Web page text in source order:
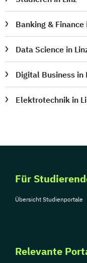
Banking &
Data Science in
Digital Business in
Elektrotechnik in
Für
Übersicht Studienportale
Relevante